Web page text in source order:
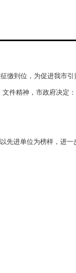
缴到位，为促进我市
件精神，市政府决定：
先进单位为榜样，进